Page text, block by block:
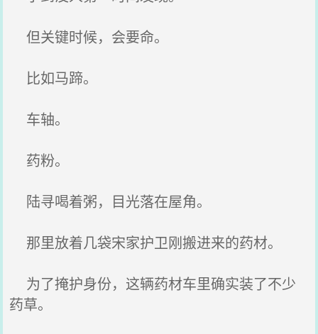
但关键时候，会要命。
比如马蹄。
车轴。
药粉。
陆寻喝着粥，目光落在屋角。
那里放着几袋宋家护卫刚搬进来的药材。
为了掩护身份，这辆药材车里确实装了不少
药草。